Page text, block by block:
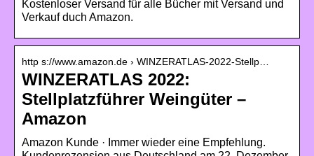
Kostenloser Versand für alle Bücher mit Versand und
Verkauf duch Amazon.
http s://www.amazon.de › WINZERATLAS-2022-Stellp…
WINZERATLAS 2022:
Stellplatzführer Weingüter –
Amazon
Amazon Kunde · Immer wieder eine Empfehlung.